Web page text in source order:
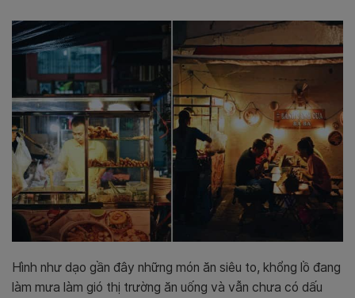
Hình như dạo gần đây những món ăn siêu to, khổng lồ đang
làm mưa làm gió thị trường ăn uống và vẫn chưa có dấu